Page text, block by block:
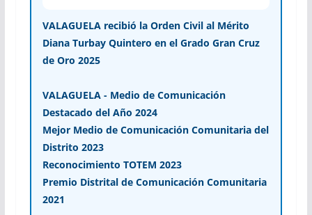
VALAGUELA recibió la Orden Civil al Mérito
Diana Turbay Quintero en el Grado Gran Cruz
de Oro 2025
VALAGUELA - Medio de Comunicación
Destacado del Año 2024
Mejor Medio de Comunicación Comunitaria del
Distrito 2023
Reconocimiento TOTEM 2023
Premio Distrital de Comunicación Comunitaria
2021